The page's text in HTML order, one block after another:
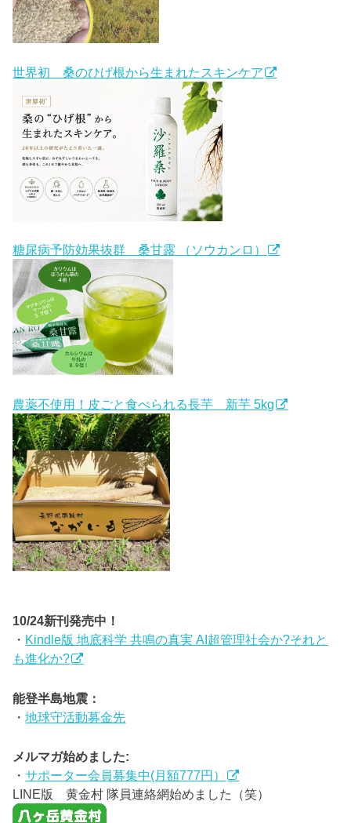
世界初 桑のひげ根から生まれたスキンケア
糖尿病予防効果抜群 桑甘露 （ソウカンロ）
農薬不使用！皮ごと食べられる長芋 新芋 5kg
10/24新刊発売中！
・ Kindle版 地底科学 共鳴の真実 AI超管理社会か?それと
も進化か?
能登半島地震：
・地球守活動募金先
メルマガ始めました:
・サポーター会員募集中(月額777円）
LINE版 黄金村 隊員連絡網始めました（笑）